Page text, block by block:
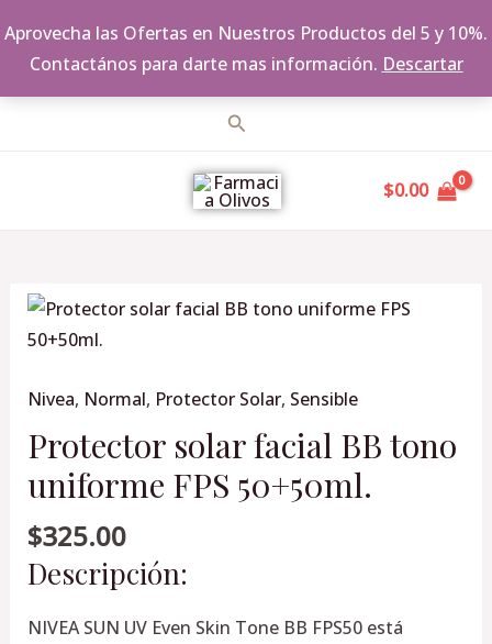
Aprovecha las Ofertas en Nuestros Productos del 5 y 10%.
Contactános para darte mas información. Descartar
Buscar
$0.00
Nivea, Normal, Protector Solar, Sensible
Protector solar facial BB tono
uniforme FPS 50+50ml.
$325.00
Descripción:
NIVEA SUN UV Even Skin Tone BB FPS50 está
Protector
solar
BB
tono
uniforme
FPS
50+50ml.
cantidad